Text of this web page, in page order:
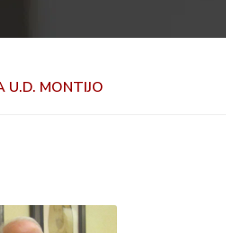
U.D. MONTIJO